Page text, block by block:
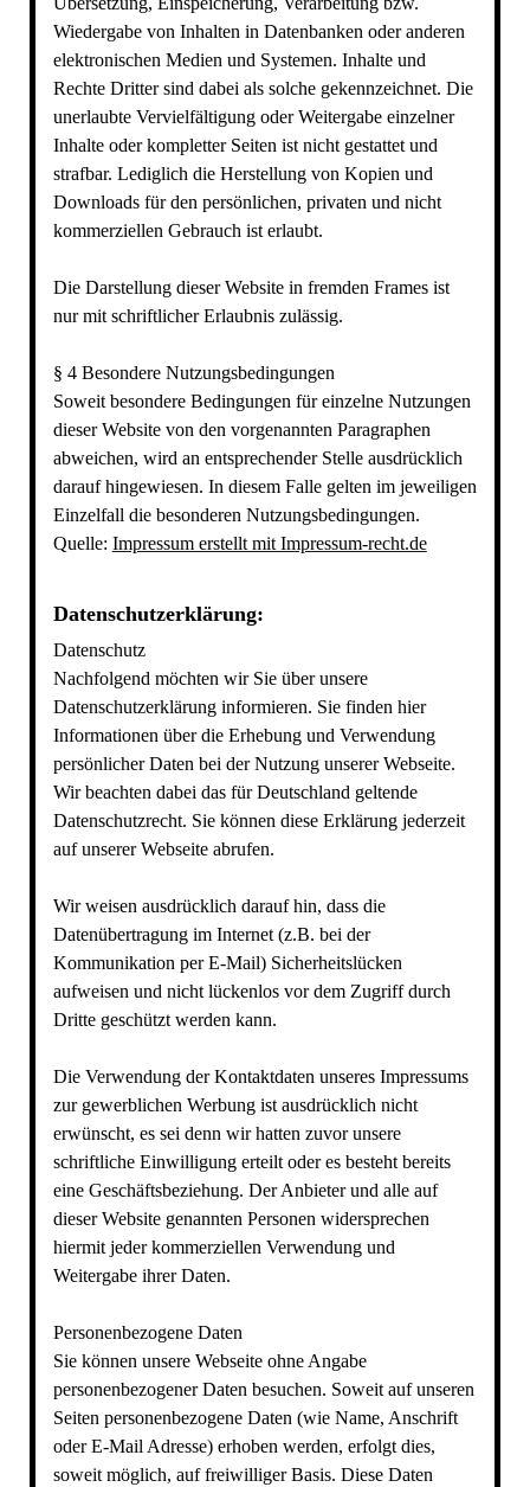
Wiedergabe von Inhalten in Datenbanken oder anderen
elektronischen Medien und Systemen. Inhalte und
Rechte Dritter sind dabei als solche gekennzeichnet. Die
unerlaubte Vervielfältigung oder Weitergabe einzelner
Inhalte oder kompletter Seiten ist nicht gestattet und
strafbar. Lediglich die Herstellung von Kopien und
Downloads für den persönlichen, privaten und nicht
kommerziellen Gebrauch ist erlaubt.
Die Darstellung dieser Website in fremden Frames ist
nur mit schriftlicher Erlaubnis zulässig.
§ 4 Besondere Nutzungsbedingungen
Soweit besondere Bedingungen für einzelne Nutzungen
dieser Website von den vorgenannten Paragraphen
abweichen, wird an entsprechender Stelle ausdrücklich
darauf hingewiesen. In diesem Falle gelten im jeweiligen
Einzelfall die besonderen Nutzungsbedingungen.
Quelle: Impressum erstellt mit Impressum-recht.de
Datenschutzerklärung:
Datenschutz
Nachfolgend möchten wir Sie über unsere
Datenschutzerklärung informieren. Sie finden hier
Informationen über die Erhebung und Verwendung
persönlicher Daten bei der Nutzung unserer Webseite.
Wir beachten dabei das für Deutschland geltende
Datenschutzrecht. Sie können diese Erklärung jederzeit
auf unserer Webseite abrufen.
Wir weisen ausdrücklich darauf hin, dass die
Datenübertragung im Internet (z.B. bei der
Kommunikation per E-Mail) Sicherheitslücken
aufweisen und nicht lückenlos vor dem Zugriff durch
Dritte geschützt werden kann.
Die Verwendung der Kontaktdaten unseres Impressums
zur gewerblichen Werbung ist ausdrücklich nicht
erwünscht, es sei denn wir hatten zuvor unsere
schriftliche Einwilligung erteilt oder es besteht bereits
eine Geschäftsbeziehung. Der Anbieter und alle auf
dieser Website genannten Personen widersprechen
hiermit jeder kommerziellen Verwendung und
Weitergabe ihrer Daten.
Personenbezogene Daten
Sie können unsere Webseite ohne Angabe
personenbezogener Daten besuchen. Soweit auf unseren
Seiten personenbezogene Daten (wie Name, Anschrift
oder E-Mail Adresse) erhoben werden, erfolgt dies,
soweit möglich, auf freiwilliger Basis. Diese Daten